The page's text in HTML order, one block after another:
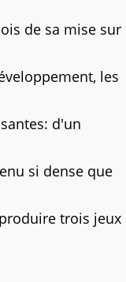
de sa mise sur
les
d'un
si dense que
trois jeux